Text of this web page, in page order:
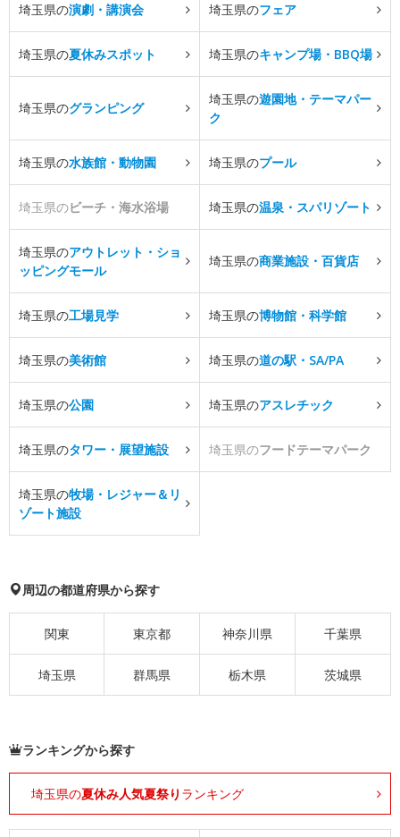
埼玉県の演劇・講演会 埼玉県のフェア
埼玉県の夏休みスポット 埼玉県のキャンプ場・BBQ場
埼玉県のグランピング
埼玉県の遊園地・テーマパー
ク
埼玉県の水族館・動物園 埼玉県のプール
埼玉県のビーチ・海水浴場 埼玉県の温泉・スパリゾート
埼玉県のアウトレット・ショ
ッピングモール
埼玉県の商業施設・百貨店
埼玉県の工場見学 埼玉県の博物館・科学館
埼玉県の美術館 埼玉県の道の駅・SA/PA
埼玉県の公園 埼玉県のアスレチック
埼玉県のタワー・展望施設 埼玉県のフードテーマパーク
埼玉県の牧場・レジャー＆リ
ゾート施設
周辺の都道府県から探す
関東 東京都 神奈川県 千葉県
埼玉県 群馬県 栃木県 茨城県
ランキングから探す
埼玉県の夏休み人気夏祭り ランキング